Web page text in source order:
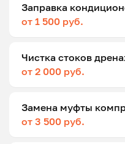
Заправка
от 1 500 руб.
Чистка стоков
от 2 000 руб.
Замена муфты
от 3 500 руб.